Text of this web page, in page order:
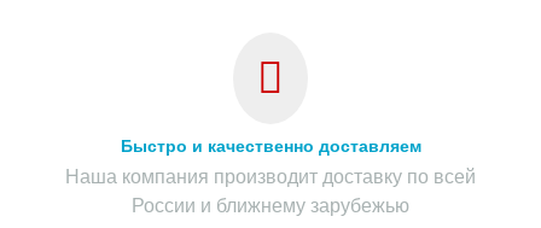
Быстро и качественно доставляем
Наша компания производит доставку по всей
России и ближнему зарубежью